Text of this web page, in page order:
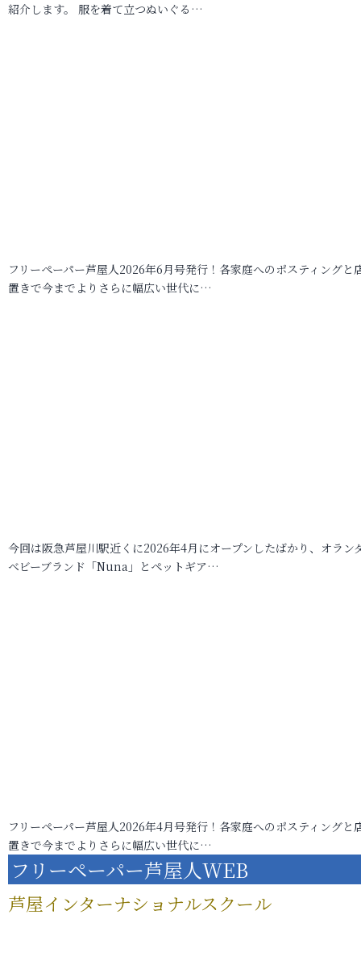
紹介します。 服を着て立つぬいぐる…
フリーペーパー芦屋人2026年6月号発行！各家庭へのポスティングと
置きで今までよりさらに幅広い世代に…
今回は阪急芦屋川駅近くに2026年4月にオープンしたばかり、オラン
ベビーブランド「Nuna」とペットギア…
フリーペーパー芦屋人2026年4月号発行！各家庭へのポスティングと
置きで今までよりさらに幅広い世代に…
フリーペーパー芦屋人WEB
芦屋インターナショナルスクール